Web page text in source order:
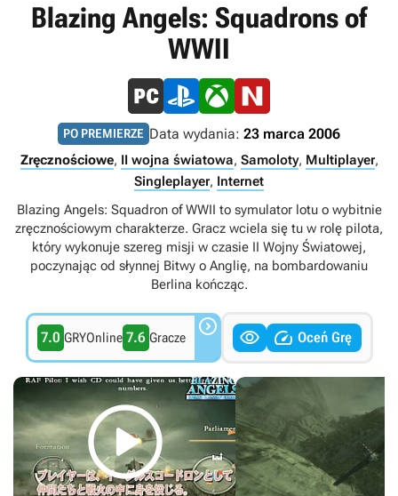
Blazing Angels: Squadrons of
WWII
PO PREMIERZE Data wydania: 23 marca 2006
Zręcznościowe, II wojna światowa, Samoloty, Multiplayer,
Singleplayer, Internet
Blazing Angels: Squadron of WWII to symulator lotu o wybitnie
zręcznościowym charakterze. Gracz wciela się tu w rolę pilota,
który wykonuje szereg misji w czasie II Wojny Światowej,
poczynając od słynnej Bitwy o Anglię, na bombardowaniu
Berlina kończąc.
7.0 GRYOnline 7.6 Gracze    Oceń Grę
